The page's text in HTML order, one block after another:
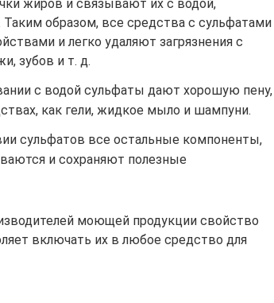
жиров и связывают их с водой,
образом, все средства с сульфатами
и легко удаляют загрязнения с
зубов и т. д.
с водой сульфаты дают хорошую пену,
как гели, жидкое мыло и шампуни.
сульфатов все остальные компоненты,
и сохраняют полезные
моющей продукции свойство
включать их в любое средство для